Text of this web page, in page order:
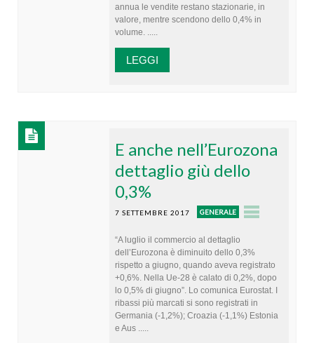
annua le vendite restano stazionarie, in
valore, mentre scendono dello 0,4% in
volume. .....
LEGGI
E anche nell’Eurozona
dettaglio giù dello
0,3%
7 SETTEMBRE 2017 GENERALE
“A luglio il commercio al dettaglio
dell’Eurozona è diminuito dello 0,3%
rispetto a giugno, quando aveva registrato
+0,6%. Nella Ue-28 è calato di 0,2%, dopo
lo 0,5% di giugno”. Lo comunica Eurostat. I
ribassi più marcati si sono registrati in
Germania (-1,2%); Croazia (-1,1%) Estonia
e Aus .....